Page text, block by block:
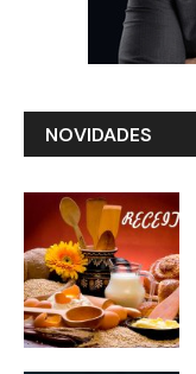
NOVIDADES